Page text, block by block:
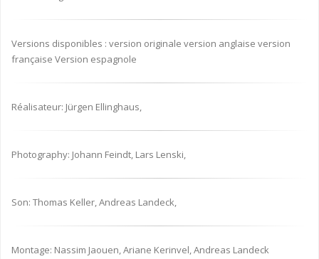
Versions disponibles : version originale version anglaise version
française Version espagnole
Réalisateur: Jürgen Ellinghaus,
Photography: Johann Feindt, Lars Lenski,
Son: Thomas Keller, Andreas Landeck,
Montage: Nassim Jaouen, Ariane Kerinvel, Andreas Landeck